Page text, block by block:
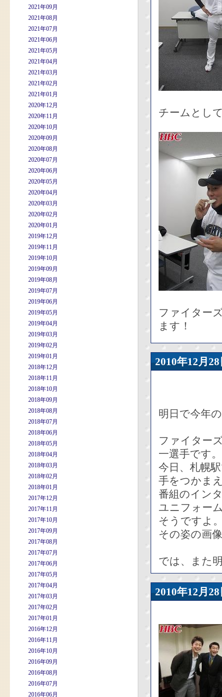
2021年09月
2021年08月
2021年07月
2021年06月
2021年05月
2021年04月
2021年03月
2021年02月
2021年01月
2020年12月
2020年11月
2020年10月
2020年09月
2020年08月
2020年07月
2020年06月
2020年05月
2020年04月
2020年03月
2020年02月
2020年01月
2019年12月
2019年11月
2019年10月
2019年09月
2019年08月
2019年07月
2019年06月
2019年05月
2019年04月
2019年03月
2019年02月
2019年01月
2018年12月
2018年11月
2018年10月
2018年09月
2018年08月
2018年07月
2018年06月
2018年05月
2018年04月
2018年03月
2018年02月
2018年01月
2017年12月
2017年11月
2017年10月
2017年09月
2017年08月
2017年07月
2017年06月
2017年05月
2017年04月
2017年03月
2017年02月
2017年01月
2016年12月
2016年11月
2016年10月
2016年09月
2016年08月
2016年07月
2016年06月
チームとし
ファイター
ます！
2010年12
明日で今年
ファイター
一選手です。
今日、札幌
手をつかま
番組のイン
ユニフォー
そうですよ
その姿の画
では、また
2010年12